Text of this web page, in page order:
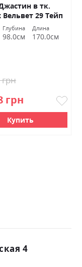
в тк.
29 Тейп
Акция
Глубина
98.0см
Длина
170.0см
грн
Купить
4